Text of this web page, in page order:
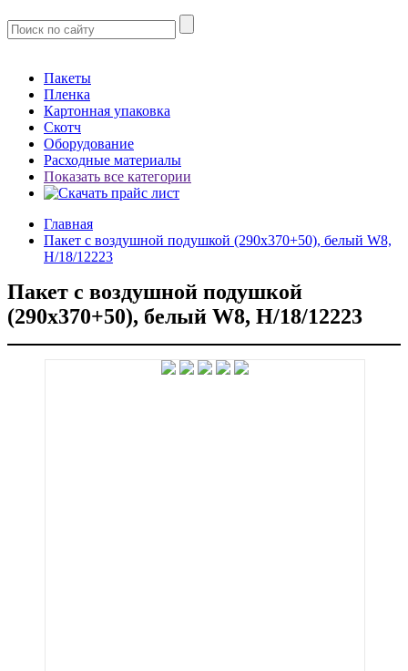
Пакеты
Пленка
Картонная упаковка
Скотч
Оборудование
Расходные материалы
Показать все категории
Главная
Пакет с воздушной подушкой (290х370+50), белый W8,
H/18/12223
Пакет с воздушной подушкой
(290х370+50), белый W8, H/18/12223